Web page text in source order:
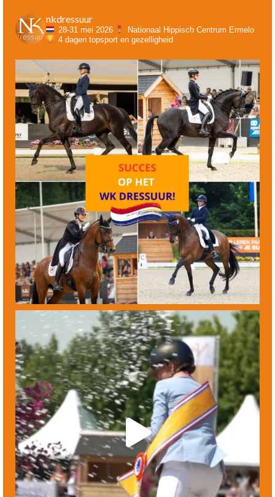
nkdressuur
28-31 mei 2026
Nationaal Hippisch Centrum Ermelo
4 dagen topsport en gezelligheid